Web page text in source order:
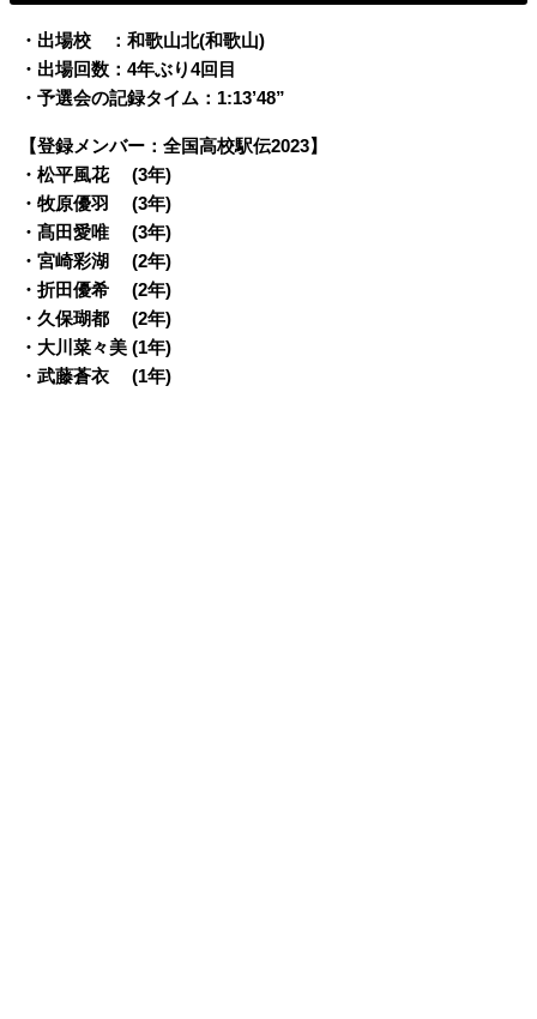
・出場校 ：和歌山北(和歌山)
・出場回数：4年ぶり4回目
・予選会の記録タイム：1:13’48”
【登録メンバー：全国高校駅伝2023】
・松平風花 (3年)
・牧原優羽 (3年)
・髙田愛唯 (3年)
・宮崎彩湖 (2年)
・折田優希 (2年)
・久保瑚都 (2年)
・大川菜々美 (1年)
・武藤蒼衣 (1年)